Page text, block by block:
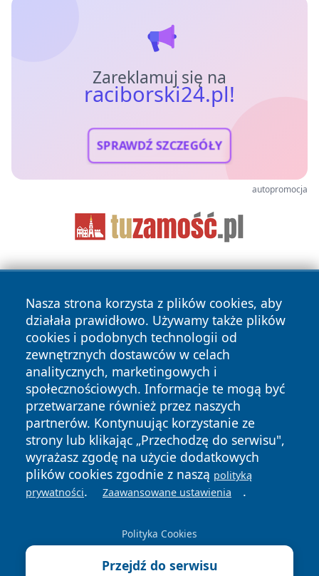
Zareklamuj się na
raciborski24.pl!
SPRAWDŹ SZCZEGÓŁY
autopromocja
Nasza strona korzysta z plików cookies, aby
działała prawidłowo. Używamy także plików
cookies i podobnych technologii od
zewnętrznych dostawców w celach
analitycznych, marketingowych i
społecznościowych. Informacje te mogą być
przetwarzane również przez naszych
partnerów. Kontynuując korzystanie ze
strony lub klikając „Przechodzę do serwisu",
wyrażasz zgodę na użycie dodatkowych
plików cookies zgodnie z naszą polityką
prywatności. Zaawansowane ustawienia .
Polityka Cookies
Przejdź do serwisu
Copyright © 2026 raciborski24.pl Wszystkie prawa
zastrzeżone.
News Autorzy
Polityka
Prywatności
Polityka
Cookies